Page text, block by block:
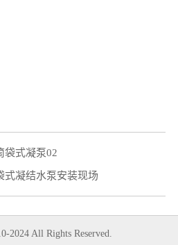
袋式凝泵02
式凝结水泵安装现场
2024 All Rights Reserved.